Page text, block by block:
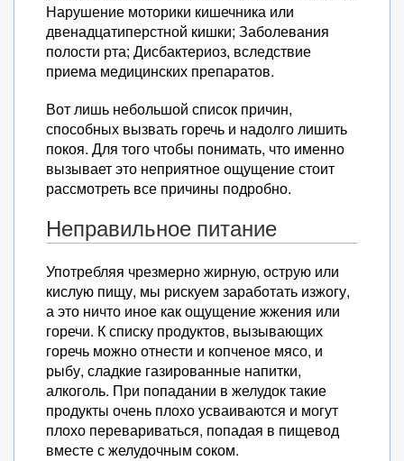
Нарушение моторики кишечника или
двенадцатиперстной кишки; Заболевания
полости рта; Дисбактериоз, вследствие
приема медицинских препаратов.
Вот лишь небольшой список причин,
способных вызвать горечь и надолго лишить
покоя. Для того чтобы понимать, что именно
вызывает это неприятное ощущение стоит
рассмотреть все причины подробно.
Неправильное питание
Употребляя чрезмерно жирную, острую или
кислую пищу, мы рискуем заработать изжогу,
а это ничто иное как ощущение жжения или
горечи. К списку продуктов, вызывающих
горечь можно отнести и копченое мясо, и
рыбу, сладкие газированные напитки,
алкоголь. При попадании в желудок такие
продукты очень плохо усваиваются и могут
плохо перевариваться, попадая в пищевод
вместе с желудочным соком.